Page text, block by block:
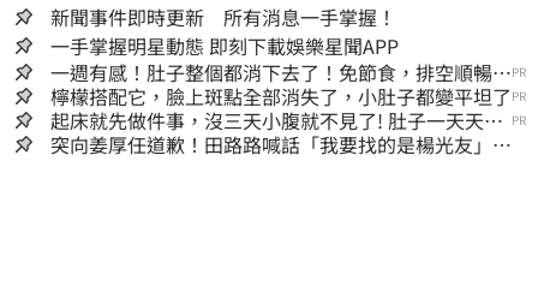
新聞事件即時更新 所有消息一手掌握！
一手掌握明星動態 即刻下載娛樂星聞APP
一週有感！肚子整個都消下去了！免節食，排空順暢就
夠
PR
檸檬搭配它，臉上斑點全部消失了，小肚子都變平坦了 PR
起床就先做件事，沒三天小腹就不見了! 肚子一天天變
小！
PR
突向姜厚任道歉！田路路喊話「我要找的是楊光友」：